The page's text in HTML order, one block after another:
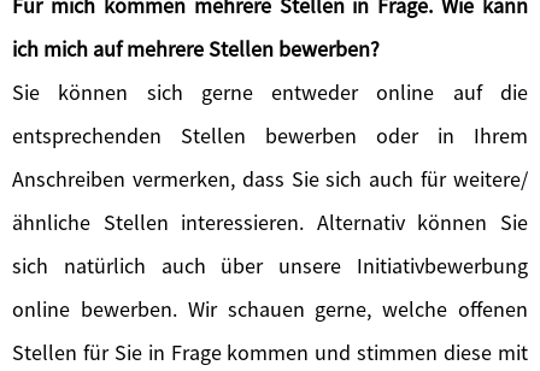
ich mich auf mehrere Stellen bewerben?
Sie können sich gerne entweder online auf die
entsprechenden Stellen bewerben oder in Ihrem
Anschreiben vermerken, dass Sie sich auch für weitere/
ähnliche Stellen interessieren. Alternativ können Sie
sich natürlich auch über unsere Initiativbewerbung
online bewerben. Wir schauen gerne, welche offenen
Stellen für Sie in Frage kommen und stimmen diese mit